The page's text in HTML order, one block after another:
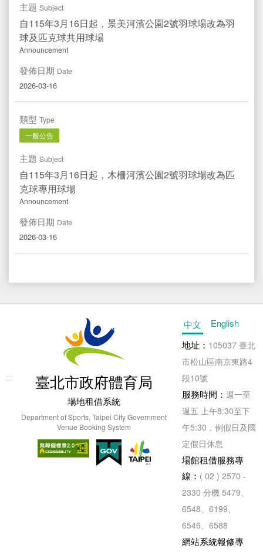
主題 Subject
自115年3月16日起，景美河濱公園2號羽球場改為羽
球及匹克球共用球場
Announcement
發佈日期 Date
2026-03-16
類型 Type
一般公告
主題 Subject
自115年3月16日起，木柵河濱公園2號羽球場改為匹
克球專用球場
Announcement
發佈日期 Date
2026-03-16
::: 臺北市政府體育局
場地租借系統
Department of Sports, Taipei City Government
Venue Booking System
中文
English
地址： 105037 臺北
市松山區南京東路4
段10號
服務時間： 週一至
週五 上午8:30至下
午5:30，例假日及國
定假日休息
場館租借服務專
線： ( 02 ) 2570 -
2330 分機 5479、
6548、6199、
6546、6588
網站系統報修專